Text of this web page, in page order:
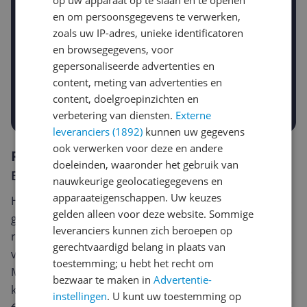
Gewenste daling of bedrag
-5%
€
Prijsalert aanzetten
Reviews
Er zijn nog geen reviews geschreven
Heb jij dit product in bezit en wil je graag je mening
geven? Start dan hieronder met het schrijven van je
review. Afhankelijk van de details duurt het schrijven
van een review gemiddeld tussen de 3 en 10 minuten.
Met jouw mening help je andere bezoekers een betere
keuze te maken én maak je iedere maand kans op
en om persoonsgegevens te verwerken,
zoals uw IP-adres, unieke identificatoren
en browsegegevens, voor
gepersonaliseerde advertenties en
content, meting van advertenties en
content, doelgroepinzichten en
verbetering van diensten. Externe
leveranciers (1892) kunnen uw gegevens
ook verwerken voor deze en andere
doeleinden, waaronder het gebruik van
nauwkeurige geolocatiegegevens en
apparaateigenschappen. Uw keuzes
gelden alleen voor deze website. Sommige
leveranciers kunnen zich beroepen op
gerechtvaardigd belang in plaats van
toestemming; u hebt het recht om
bezwaar te maken inAdvertentie-
instellingen. U kunt uw toestemming op